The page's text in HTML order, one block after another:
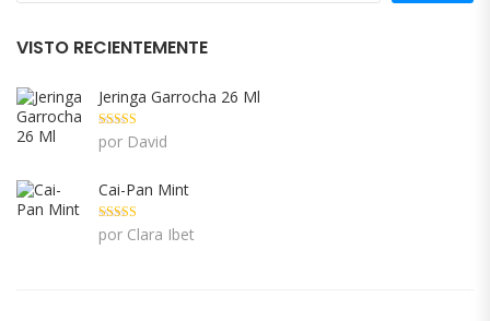
VISTO RECIENTEMENTE
Jeringa Garrocha 26 Ml
Valorado con
5 de 5
por David
Cai-Pan Mint
Valorado con
5 de 5
por Clara Ibet